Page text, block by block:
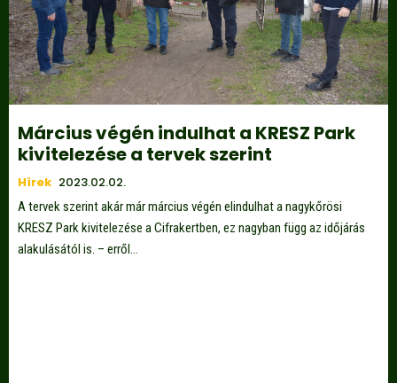
Március végén indulhat a KRESZ Park
kivitelezése a tervek szerint
Hírek 2023.02.02.
A tervek szerint akár már március végén elindulhat a nagykőrösi
KRESZ Park kivitelezése a Cifrakertben, ez nagyban függ az időjárás
alakulásától is. – erről...